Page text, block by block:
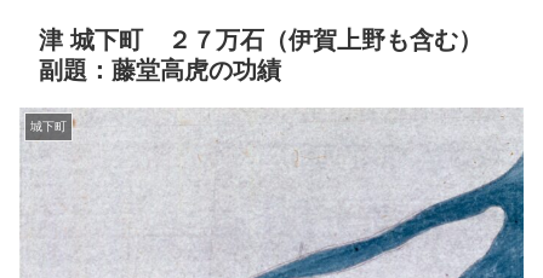
津 城下町 ２７万石（伊賀上野も含む）
副題：藤堂高虎の功績
城下町